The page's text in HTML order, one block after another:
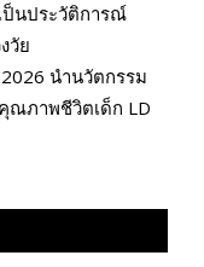
ป็นประวัติการณ์
วัย
นำนวัตกรรม
ณภาพชีวิตเด็ก LD